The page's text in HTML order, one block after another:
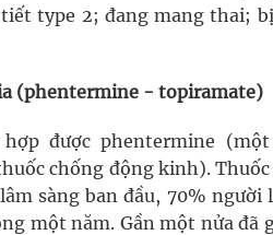
type 2; đang mang thai;
(phentermine - topiramate)
được phentermine
chống động kinh).
sàng ban đầu, 70%
một năm. Gần một nửa đã